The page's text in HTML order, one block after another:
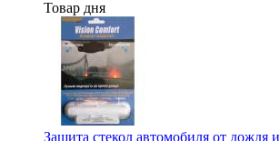
Товар дня
Защита стекол автомобиля от дождя